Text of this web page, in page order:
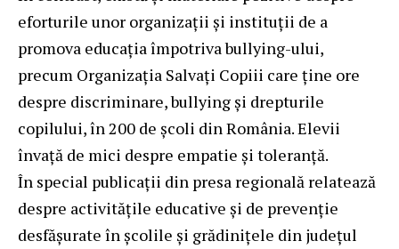
eforturile unor organizații și instituții de a
promova educația împotriva bullying-ului,
precum Organizația Salvați Copiii care ține ore
despre discriminare, bullying și drepturile
copilului, în 200 de școli din România. Elevii
învață de mici despre empatie și toleranță.
În special publicații din presa regională relatează
despre activitățile educative și de prevenție
desfășurate în școlile și grădinițele din județul